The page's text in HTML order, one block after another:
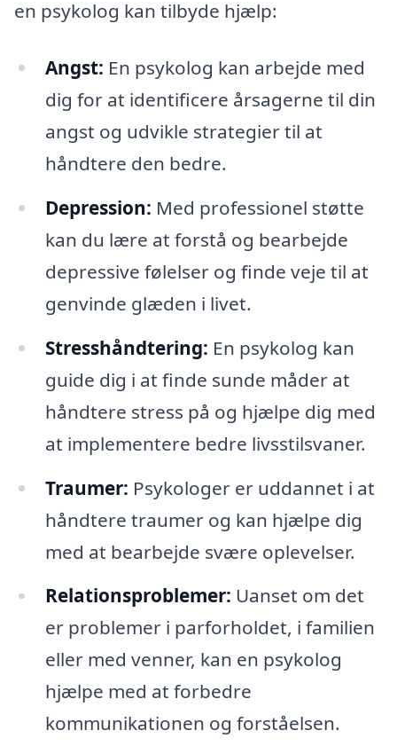
en psykolog kan tilbyde hjælp:
Angst: En psykolog kan arbejde med
dig for at identificere årsagerne til din
angst og udvikle strategier til at
håndtere den bedre.
Depression: Med professionel støtte
kan du lære at forstå og bearbejde
depressive følelser og finde veje til at
genvinde glæden i livet.
Stresshåndtering: En psykolog kan
guide dig i at finde sunde måder at
håndtere stress på og hjælpe dig med
at implementere bedre livsstilsvaner.
Traumer: Psykologer er uddannet i at
håndtere traumer og kan hjælpe dig
med at bearbejde svære oplevelser.
Relationsproblemer: Uanset om det
er problemer i parforholdet, i familien
eller med venner, kan en psykolog
hjælpe med at forbedre
kommunikationen og forståelsen.